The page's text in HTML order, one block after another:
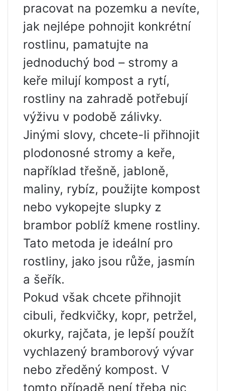
pracovat na pozemku a nevíte,
jak nejlépe pohnojit konkrétní
rostlinu, pamatujte na
jednoduchý bod – stromy a
keře milují kompost a rytí,
rostliny na zahradě potřebují
výživu v podobě zálivky.
Jinými slovy, chcete-li přihnojit
plodonosné stromy a keře,
například třešně, jabloně,
maliny, rybíz, použijte kompost
nebo vykopejte slupky z
brambor poblíž kmene rostliny.
Tato metoda je ideální pro
rostliny, jako jsou růže, jasmín
a šeřík.
Pokud však chcete přihnojit
cibuli, ředkvičky, kopr, petržel,
okurky, rajčata, je lepší použít
vychlazený bramborový vývar
nebo zředěný kompost. V
tomto případě není třeba nic